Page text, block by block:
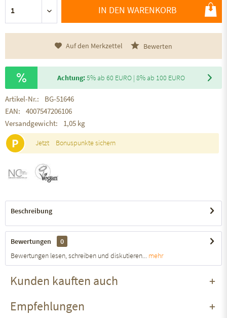
IN DEN WARENKORB
Auf den Merkzettel Bewerten
Achtung:5% ab 60 EURO | 8% ab 100 EURO
Artikel-Nr.:
BG-51646
EAN:
4007547206106
Versandgewicht:
1,05 kg
P Jetzt Bonuspunkte sichern
Beschreibung
Bewertungen
0
Bewertungen lesen, schreiben und diskutieren...
mehr
Kunden kauften auch
Empfehlungen